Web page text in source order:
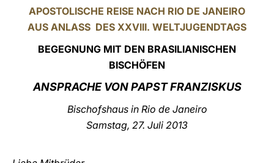
中文
LATINE
APOSTOLISCHE REISE NACH RIO DE JANEIRO
AUS ANLASS DES XXVIII. WELTJUGENDTAGS
BEGEGNUNG MIT DEN BRASILIANISCHEN
BISCHÖFEN
ANSPRACHE VON PAPST FRANZISKUS
Bischofshaus in Rio de Janeiro
Samstag, 27. Juli 2013